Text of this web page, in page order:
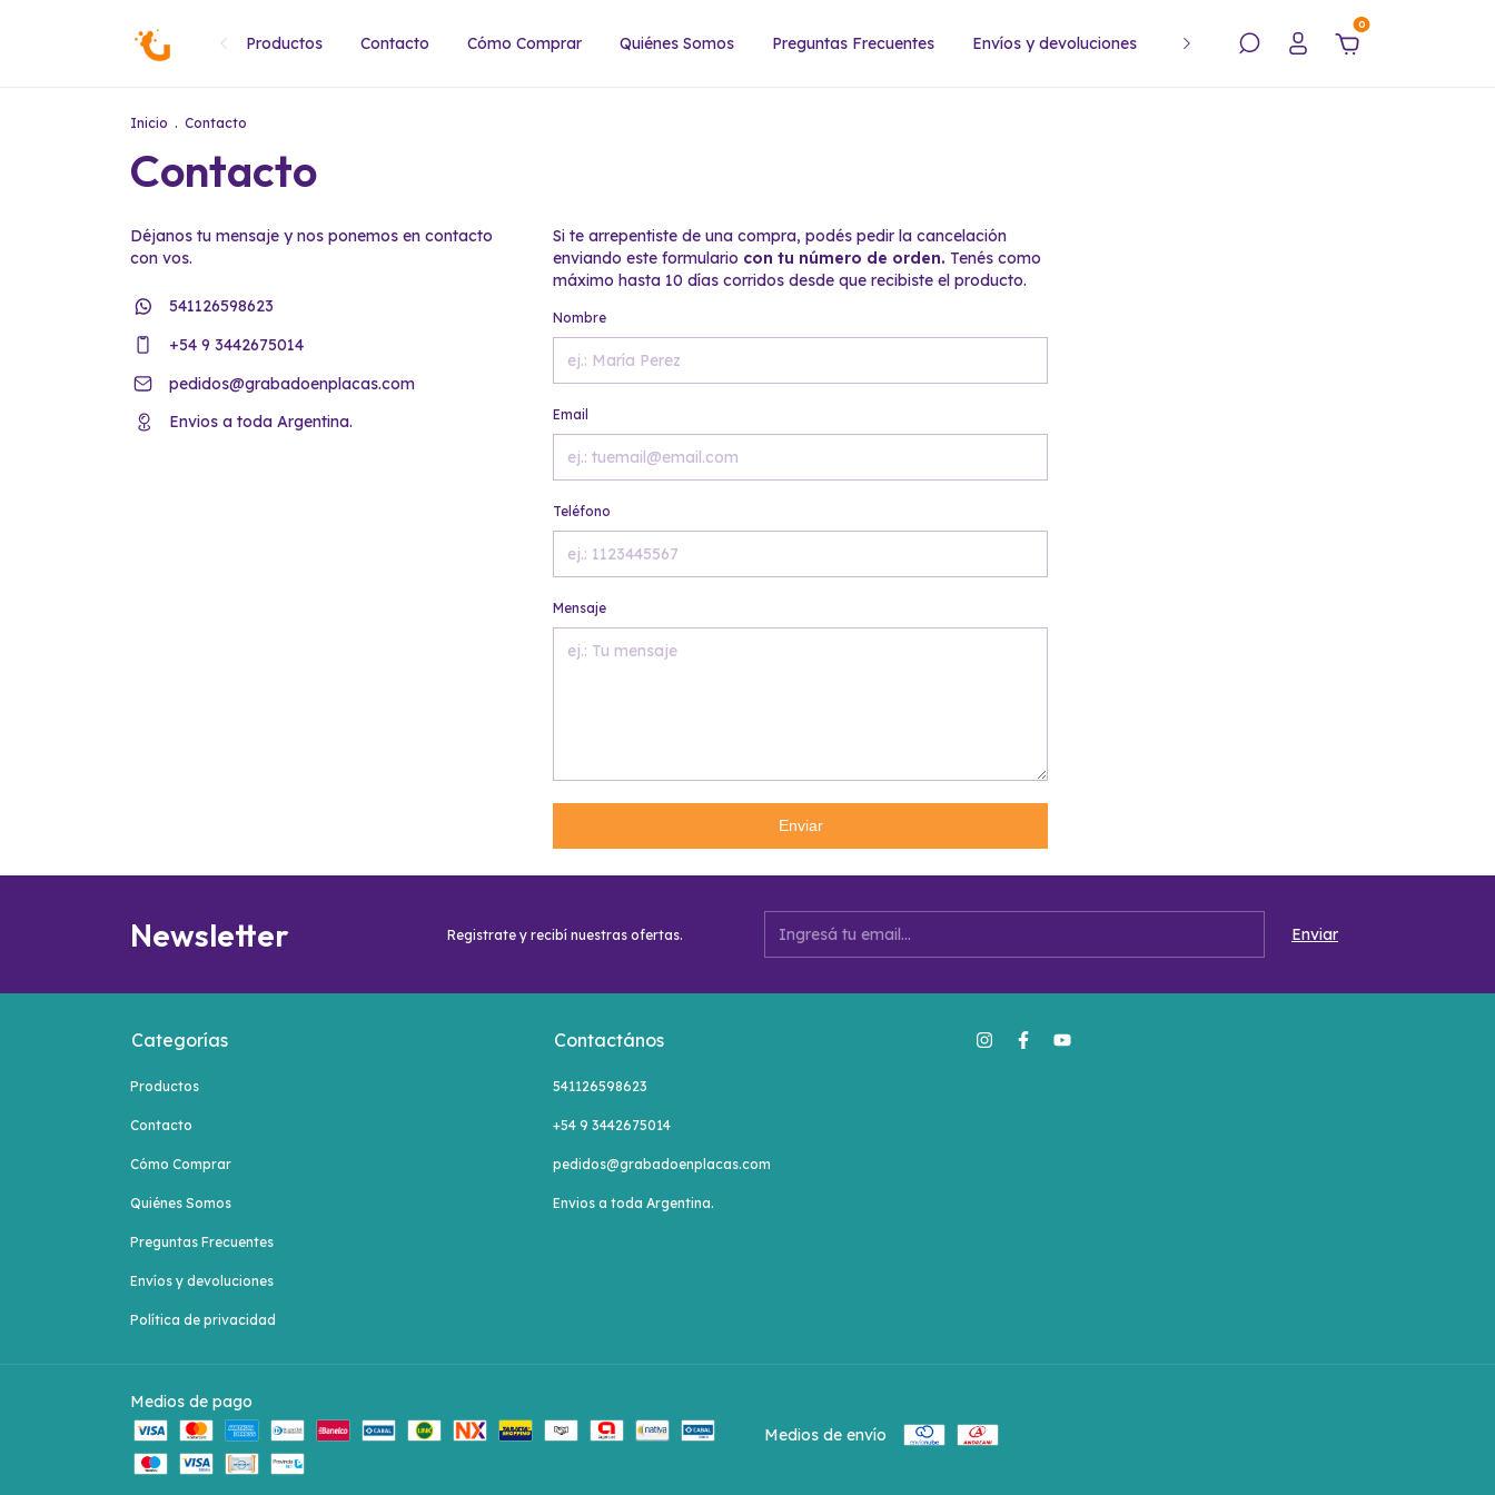
Productos Contacto Cómo Comprar Quiénes Somos Preguntas Frecuentes Envíos y devoluciones Política de privacidad
0
Inicio . Contacto
Contacto
Déjanos tu mensaje y nos ponemos en contacto
con vos.
541126598623
+54 9 3442675014
pedidos@grabadoenplacas.com
Envios a toda Argentina.
Si te arrepentiste de una compra, podés pedir la cancelación
enviando este formulario con tu número de orden. Tenés como
máximo hasta 10 días corridos desde que recibiste el producto.
Nombre
Email
Teléfono
Mensaje
Enviar
Newsletter Registrate y recibí nuestras ofertas.
Categorías
Productos
Contacto
Cómo Comprar
Quiénes Somos
Preguntas Frecuentes
Envíos y devoluciones
Política de privacidad
Contactános
541126598623
+54 9 3442675014
pedidos@grabadoenplacas.com
Envios a toda Argentina.
Medios de pago
Medios de envío